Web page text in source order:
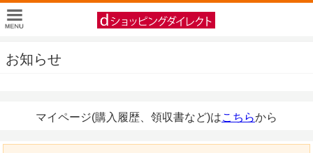
お知らせ
マイページ(購入履歴、領収書など)はこちらから